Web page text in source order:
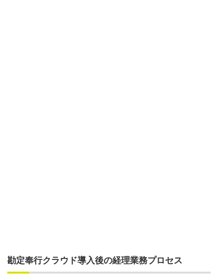
勘定奉行クラウド導入後の経理業務プロセス